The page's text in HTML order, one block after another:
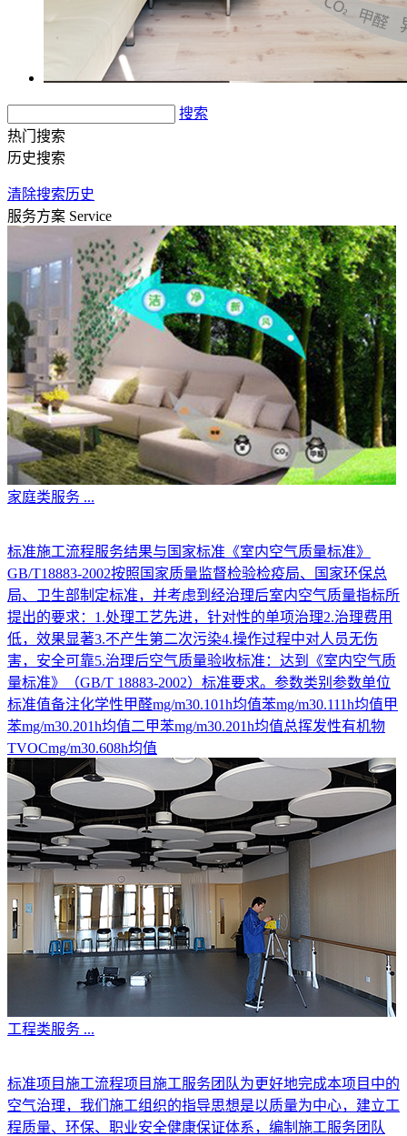
搜索
热门搜索
历史搜索
清除搜索历史
服务方案 Service
家庭类服务 ...
标准施工流程服务结果与国家标准《室内空气质量标准》
GB/T18883-2002按照国家质量监督检验检疫局、国家环保总
局、卫生部制定标准，并考虑到经治理后室内空气质量指标所
提出的要求：1.处理工艺先进，针对性的单项治理2.治理费用
低，效果显著3.不产生第二次污染4.操作过程中对人员无伤
害，安全可靠5.治理后空气质量验收标准：达到《室内空气质
量标准》（GB/T 18883-2002）标准要求。参数类别参数单位
标准值备注化学性甲醛mg/m30.101h均值苯mg/m30.111h均值甲
苯mg/m30.201h均值二甲苯mg/m30.201h均值总挥发性有机物
TVOCmg/m30.608h均值
工程类服务 ...
标准项目施工流程项目施工服务团队为更好地完成本项目中的
空气治理，我们施工组织的指导思想是以质量为中心，建立工
程质量、环保、职业安全健康保证体系，编制施工服务团队